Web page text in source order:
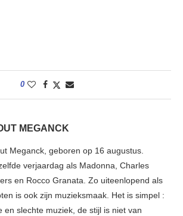
0
MEGANCK
Meganck, geboren op 16 augustus.
verjaardag als Madonna, Charles
en Rocco Granata. Zo uiteenlopend als
is ook zijn muzieksmaak. Het is simpel :
en slechte muziek, de stijl is niet van